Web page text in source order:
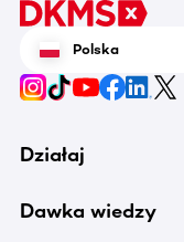
Polska
Działaj
Dawka wiedzy